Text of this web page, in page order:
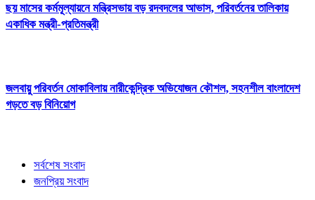
ছয় মাসের কর্মমূল্যায়নে মন্ত্রিসভায় বড় রদবদলের আভাস, পরিবর্তনের তালিকায়
একাধিক মন্ত্রী-প্রতিমন্ত্রী
জলবায়ু পরিবর্তন মোকাবিলায় নারীকেন্দ্রিক অভিযোজন কৌশল, সহনশীল বাংলাদেশ
গড়তে বড় বিনিয়োগ
সর্বশেষ সংবাদ
জনপ্রিয় সংবাদ